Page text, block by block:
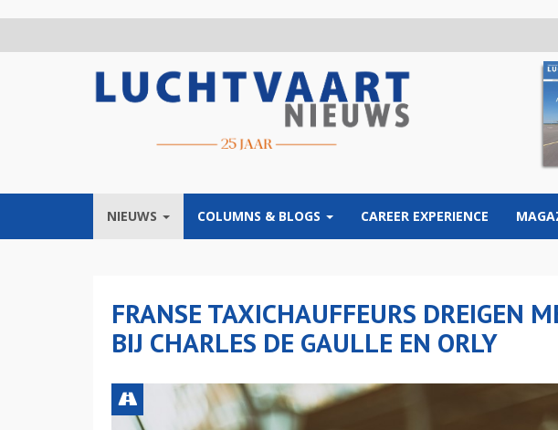
NIEUWS COLUMNS & BLOGS CAREER EXPERIENCE
FRANSE TAXICHAUFFEURS DREIGEN
BIJ CHARLES DE GAULLE EN ORLY